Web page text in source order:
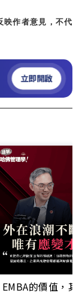
映作者意見，不代
立即開啟
EMBA的價值，